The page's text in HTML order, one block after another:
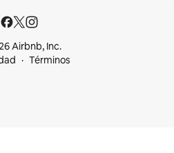
Airbnb, Inc.
Términos